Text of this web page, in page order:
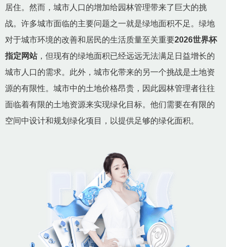
居住。然而，城市人口的增加给园林管理带来了巨大的挑
战。许多城市面临的主要问题之一就是绿地面积不足。绿地
对于城市环境的改善和居民的生活质量至关重要2026世界杯
指定网站，但现有的绿地面积已经远远无法满足日益增长的
城市人口的需求。此外，城市化带来的另一个挑战是土地资
源的有限性。城市中的土地价格昂贵，因此园林管理者往往
面临着有限的土地资源来实现绿化目标。他们需要在有限的
空间中设计和规划绿化项目，以提供足够的绿化面积。